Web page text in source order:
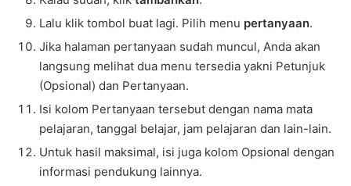
Lalu klik tombol buat lagi. Pilih menu pertanyaan.
Jika halaman pertanyaan sudah muncul, Anda akan
langsung melihat dua menu tersedia yakni Petunjuk
(Opsional) dan Pertanyaan.
Isi kolom Pertanyaan tersebut dengan nama mata
pelajaran, tanggal belajar, jam pelajaran dan lain-lain.
Untuk hasil maksimal, isi juga kolom Opsional dengan
informasi pendukung lainnya.